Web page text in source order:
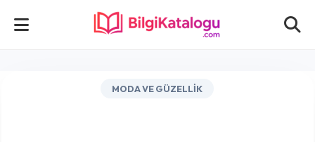
MODA VE GÜZELLIK